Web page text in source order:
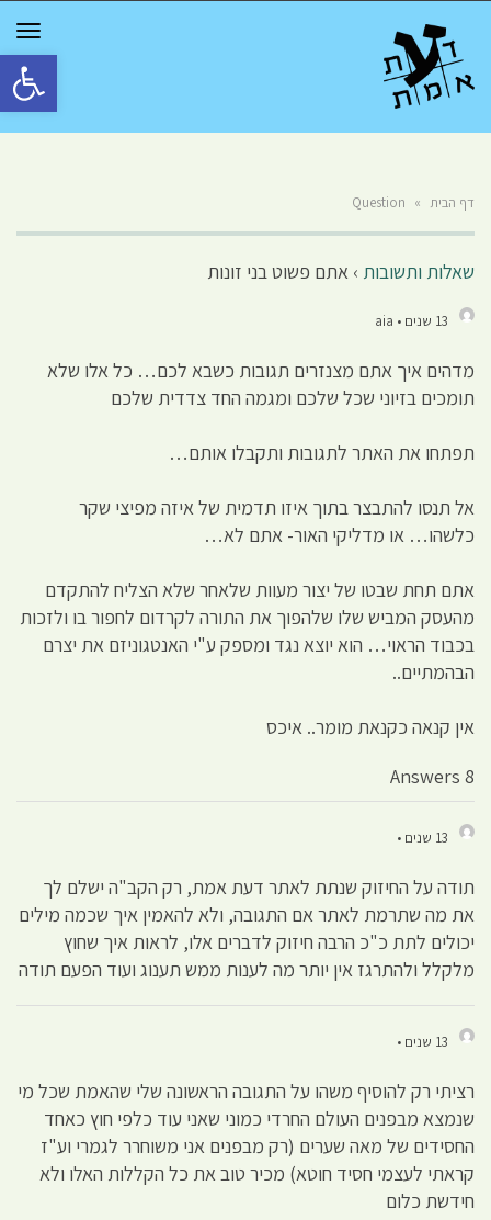
פתח
דף הבית »
Question
שאלות ותשובות › אתם פשוט בני זונות
13 שנים • aia
מדהים איך אתם מצנזרים תגובות כשבא לכם… כל אלו שלא
תומכים בזיוני שכל שלכם ומגמה החד צדדית שלכם
תפתחו את האתר לתגובות ותקבלו אותם…
אל תנסו להתבצר בתוך איזו תדמית של איזה מפיצי שקר
כלשהו… או מדליקי האור- אתם לא…
אתם תחת שבטו של יצור מעוות שלאחר שלא הצליח להתקדם
מהעסק המביש שלו שלהפוך את התורה לקרדום לחפור בו ולזכות
בכבוד הראוי… הוא יוצא נגד ומספק ע"י האנטגוניזם את יצרם
הבהמתיים..
אין קנאה כקנאת מומר.. איכס
8 Answers
13 שנים •
תודה על החיזוק שנתת לאתר דעת אמת, רק הקב"ה ישלם לך
את מה שתרמת לאתר אם התגובה, ולא להאמין איך שכמה מילים
יכולים לתת כ"כ הרבה חיזוק לדברים אלו, לראות איך שחוץ
מלקלל ולהתרגז אין יותר מה לענות ממש תענוג ועוד הפעם תודה
13 שנים •
רציתי רק להוסיף משהו על התגובה הראשונה שלי שהאמת שכל מי
שנמצא מבפנים העולם החרדי כמוני שאני עוד כלפי חוץ כאחד
החסידים של מאה שערים (רק מבפנים אני משוחרר לגמרי וע"ז
קראתי לעצמי חסיד חוטא) מכיר טוב את כל הקללות האלו ולא
חידשת כלום